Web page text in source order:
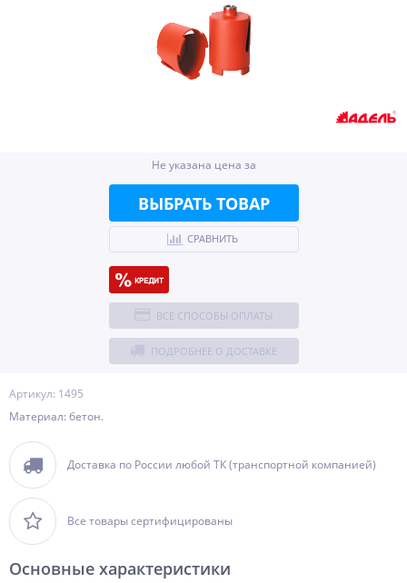
Артикул: 1495
Материал: бетон.
Доставка по России любой ТК (транспортной компанией)
Все товары сертифицированы
Не указана цена за
ВЫБРАТЬ ТОВАР
СРАВНИТЬ
ВСЕ СПОСОБЫ ОПЛАТЫ
ПОДРОБНЕЕ О ДОСТАВКЕ
Основные характеристики